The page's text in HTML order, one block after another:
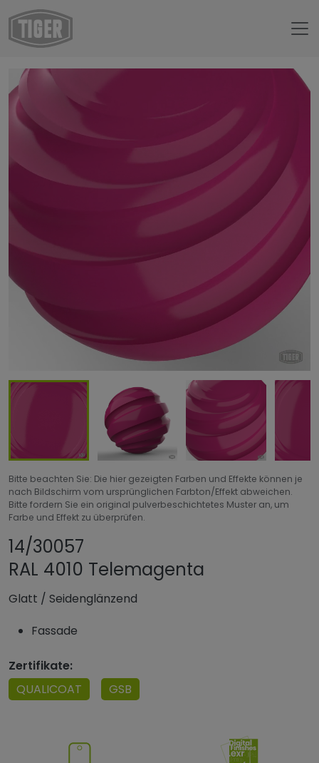
Webshop
14/30057 - RAL 4010 Telemagenta
Bitte beachten Sie: Die hier gezeigten Farben und Effekte können je
nach Bildschirm vom ursprünglichen Farbton/Effekt abweichen.
Bitte fordern Sie ein original pulverbeschichtetes Muster an, um
Farbe und Effekt zu überprüfen.
14/30057
RAL 4010 Telemagenta
Glatt / Seidenglänzend
Fassade
Zertifikate:
QUALICOAT
GSB